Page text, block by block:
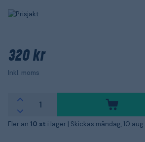
320 kr
Inkl. moms
Fler än 10 st i lager | Skickas måndag, 10 aug.